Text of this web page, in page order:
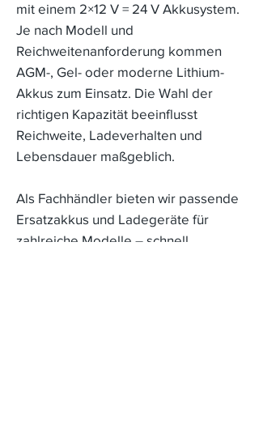
mit einem 2×12 V = 24 V Akkusystem.
Je nach Modell und
Reichweitenanforderung kommen
AGM-, Gel- oder moderne Lithium-
Akkus zum Einsatz. Die Wahl der
richtigen Kapazität beeinflusst
Reichweite, Ladeverhalten und
Lebensdauer maßgeblich.
Als Fachhändler bieten wir passende
Ersatzakkus und Ladegeräte für
zahlreiche Modelle – schnell